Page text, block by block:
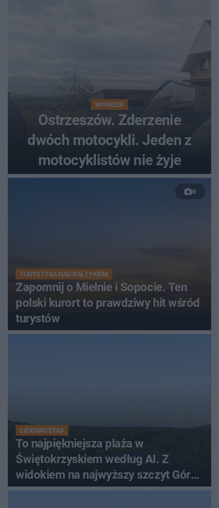
WYPADEK
Ostrzeszów. Zderzenie
dwóch motocykli. Jeden z
motocyklistów nie żyje
6
TURYSTYKA NAD BAŁTYKIEM
Zapomnij o Mielnie i Sopocie. Ten
polski kurort to prawdziwy hit wśród
turystów
CIEKAWOSTKA
To najpiękniejsza plaża w
Świętokrzyskiem według AI. Z
widokiem na najwyższy szczyt Gór
Świętokrzyskich